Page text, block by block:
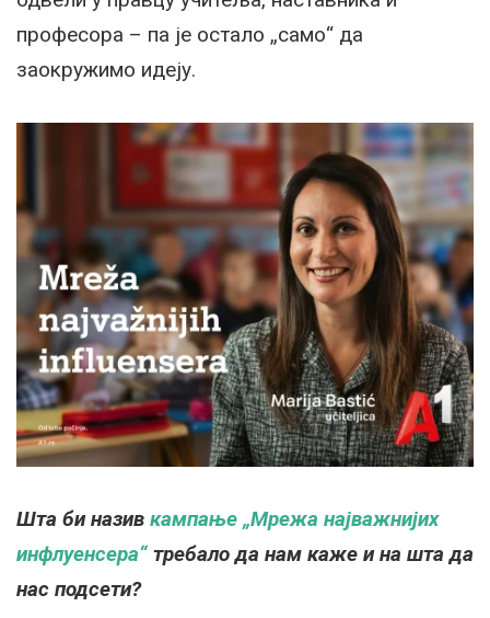
професора – па је остало „само“ да
заокружимо идеју.
Шта би назив кампање „Мрежа најважнијих
инфлуенсера“ требало да нам каже и на шта да
нас подсети?